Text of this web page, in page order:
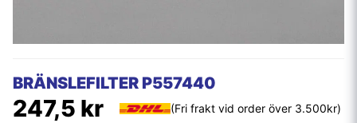
BRÄNSLEFILTER P557440
247,5 kr